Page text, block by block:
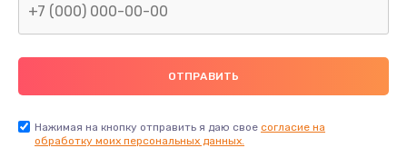
Заказать
Нажимая на кнопку отправить я даю свое согласие на
обработку моих персональных данных.